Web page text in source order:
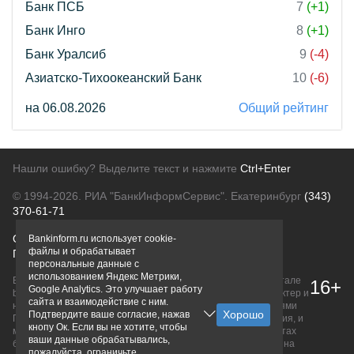
Банк ПСБ 7 (+1)
Банк Инго
8 (+1)
Банк Уралсиб
9 (-4)
Азиатско-Тихоокеанский Банк
10 (-6)
на 06.08.2026 Общий рейтинг
Нашли ошибку? Выделите текст и нажмите Ctrl+Enter
© 1994-2026. РИА "БанкИнформСервис". Екатеринбург (343)
370-61-71
О проектеПолитика конфиденциальности
Правовая информацияДля рекламодателей
Вся информация о продуктах банков, размещенная на портале
bankinform.ru, носит исключительно ознакомительный характер и
не является публичной офертой, определяемой положениями
ГК РФ. Информация не содержит точного и полного описания, и
может быть изменена. Конечные условия уточняйте на сайтах
банков или при личном обращении. Исключительное право на
16+
Bankinform.ru использует cookie-
файлы и обрабатывает
персональные данные с
использованием Яндекс Метрики,
Google Analytics. Это улучшает работу
сайта и взаимодействие с ним.
Подтвердите ваше согласие, нажав
кнопу Ок. Если вы не хотите, чтобы
ваши данные обрабатывались,